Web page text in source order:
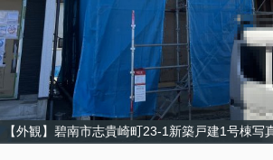
【外観】碧南市志貴崎町23-1新築戸建1号棟写